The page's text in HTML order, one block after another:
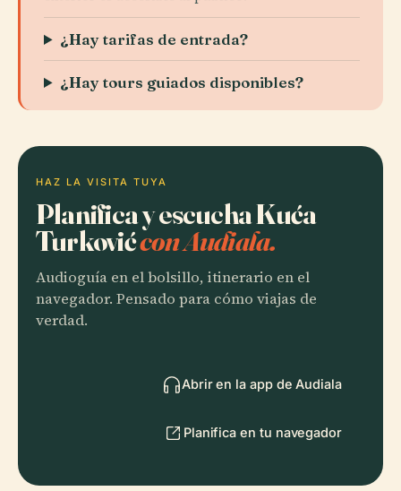
¿Hay tarifas de entrada?
¿Hay tours guiados disponibles?
HAZ LA VISITA TUYA
Planifica y escucha Kuća
Turkovićcon Audiala.
Audioguía en el bolsillo, itinerario en el
navegador. Pensado para cómo viajas de
verdad.
Abrir en la app de Audiala
Planifica en tu navegador